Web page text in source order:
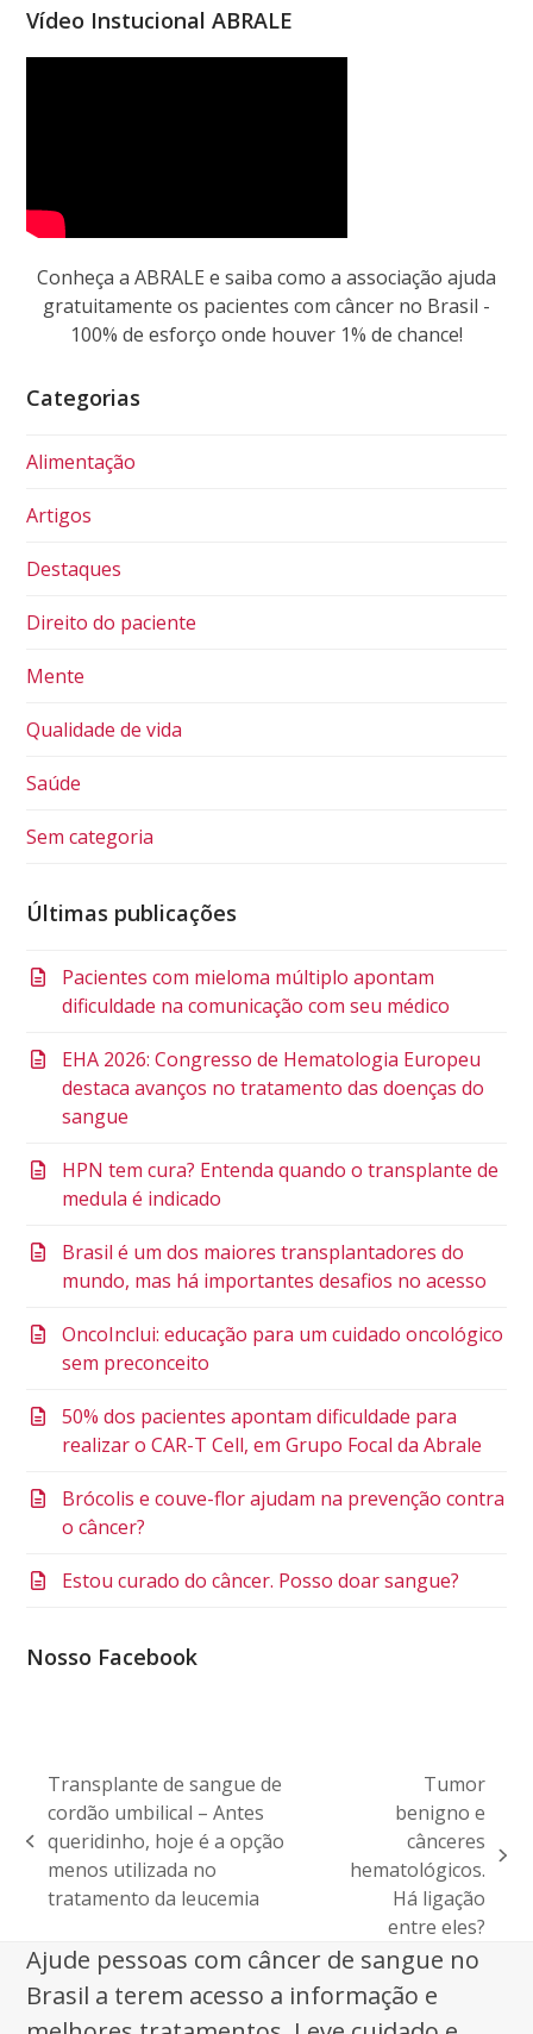
Vídeo Instucional ABRALE
Conheça a ABRALE e saiba como a associação ajuda
gratuitamente os pacientes com câncer no Brasil -
100% de esforço onde houver 1% de chance!
Categorias
Alimentação
Artigos
Destaques
Direito do paciente
Mente
Qualidade de vida
Saúde
Sem categoria
Últimas publicações
Pacientes com mieloma múltiplo apontam
dificuldade na comunicação com seu médico
EHA 2026: Congresso de Hematologia Europeu
destaca avanços no tratamento das doenças do
sangue
HPN tem cura? Entenda quando o transplante de
medula é indicado
Brasil é um dos maiores transplantadores do
mundo, mas há importantes desafios no acesso
OncoInclui: educação para um cuidado oncológico
sem preconceito
50% dos pacientes apontam dificuldade para
realizar o CAR-T Cell, em Grupo Focal da Abrale
Brócolis e couve-flor ajudam na prevenção contra
o câncer?
Estou curado do câncer. Posso doar sangue?
Nosso Facebook
previous
post:
Transplante de sangue de
cordão umbilical – Antes
queridinho, hoje é a opção
menos utilizada no
tratamento da leucemia
next
Tumor
benigno e
cânceres
hematológicos.
Há ligação
entre eles?
Ajude pessoas com câncer de sangue no
Brasil a terem acesso a informação e